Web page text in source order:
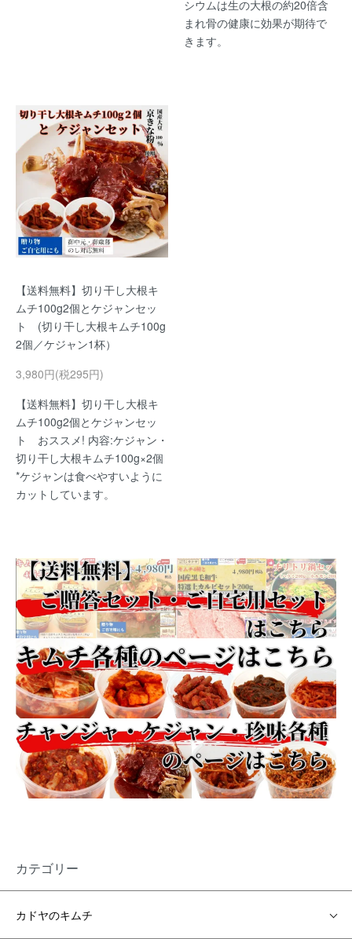
シウムは生の大根の約20倍含
まれ骨の健康に効果が期待で
きます。
【送料無料】切り干し大根キ
ムチ100g2個とケジャンセッ
ト (切り干し大根キムチ100g
2個／ケジャン1杯）
3,980円(税295円)
【送料無料】切り干し大根キ
ムチ100g2個とケジャンセッ
ト おススメ! 内容:ケジャン・
切り干し大根キムチ100g×2個
*ケジャンは食べやすいように
カットしています。
カテゴリー
カドヤのキムチ